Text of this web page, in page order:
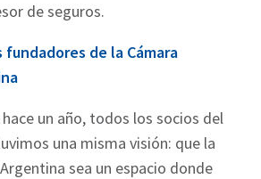
de seguros.
fundadores de la Cámara
un año, todos los socios del
una misma visión: que la
sea un espacio donde